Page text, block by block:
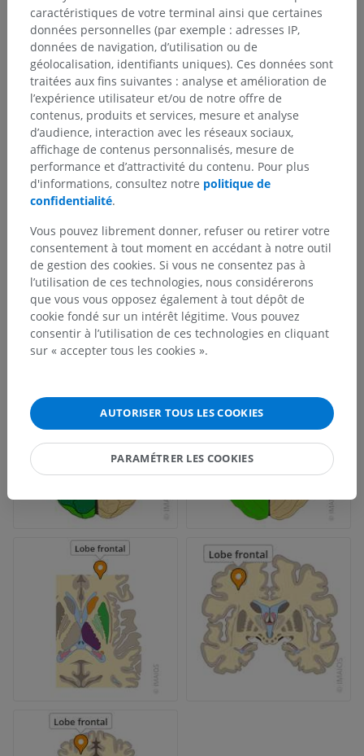
caractéristiques de votre terminal ainsi que certaines
données personnelles (par exemple : adresses IP,
données de navigation, d’utilisation ou de
géolocalisation, identifiants uniques). Ces données sont
traitées aux fins suivantes : analyse et amélioration de
l’expérience utilisateur et/ou de notre offre de
contenus, produits et services, mesure et analyse
d’audience, interaction avec les réseaux sociaux,
affichage de contenus personnalisés, mesure de
performance et d’attractivité du contenu. Pour plus
d'informations, consultez notre politique de
confidentialité.
Vous pouvez librement donner, refuser ou retirer votre
consentement à tout moment en accédant à notre outil
de gestion des cookies. Si vous ne consentez pas à
l’utilisation de ces technologies, nous considérerons
que vous vous opposez également à tout dépôt de
cookie fondé sur un intérêt légitime. Vous pouvez
consentir à l’utilisation de ces technologies en cliquant
sur « accepter tous les cookies ».
AUTORISER TOUS LES COOKIES
PARAMÉTRER LES COOKIES